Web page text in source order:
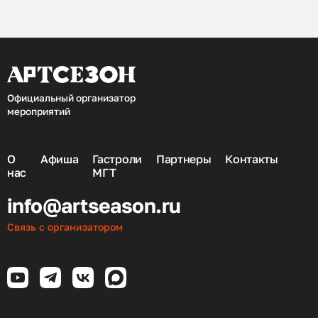
Официальный организатор
мероприятий
О
нас
Афиша
Гастроли
МГТ
Партнеры Контакты
info@artseason.ru
Связь с организатором